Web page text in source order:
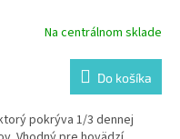
Na centrálnom sklade
Do košíka
pokrýva 1/3 dennej